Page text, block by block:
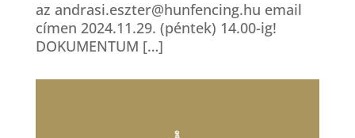
az andrasi.eszter@hunfencing.hu email
címen 2024.11.29. (péntek) 14.00-ig!
DOKUMENTUM […]